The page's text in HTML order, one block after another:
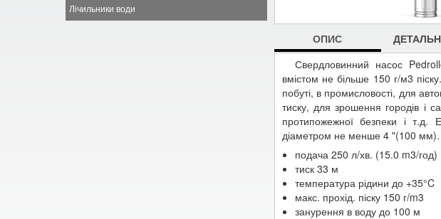
Лічильники води
ОПИС
Свердловинний насос
вмістом не більше 150 г/м3
побуті, в промисловості, для
тиску, для зрошення городів і
протипожежної безпеки і т.д.
діаметром не менше 4 "(100 мм).
подача 250 л/хв. (15.0 m3/год)
тиск33 м
температура рідини до +35°C
макс. прохід. піску 150 г/m3
занурення в воду до 100 м